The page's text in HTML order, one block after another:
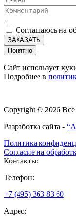
Соглашаюсь на
ЗАКАЗАТЬ
Понятно
Сайт использует
Подробнее в
Copyright © 2026
Разработка сайта -
Политика
Согласие на
Контакты:
Телефон:
+7 (495) 363 83 60
Адрес: